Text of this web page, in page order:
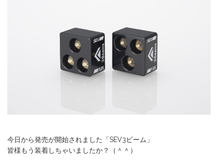
今日から発売が開始されました「SEV3ビーム」
皆様もう装着しちゃいましたか？（＾＾）